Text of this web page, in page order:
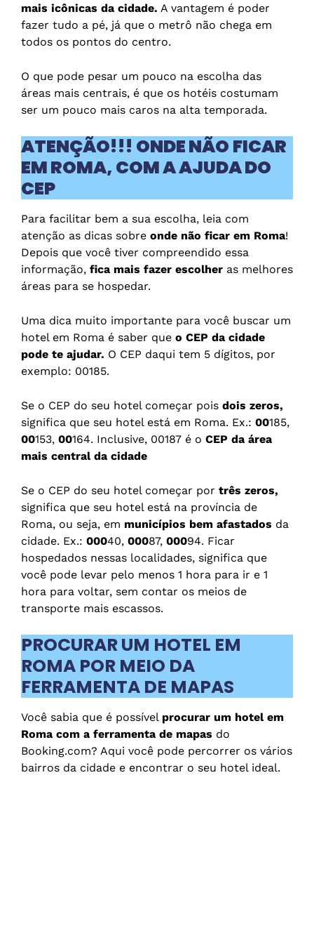
mais icônicas da cidade. A vantagem é poder
fazer tudo a pé, já que o metrô não chega em
todos os pontos do centro.
O que pode pesar um pouco na escolha das
áreas mais centrais, é que os hotéis costumam
ser um pouco mais caros na alta temporada.
ATENÇÃO!!! ONDE NÃO FICAR
EM ROMA, COM A AJUDA DO
CEP
Para facilitar bem a sua escolha, leia com
atenção as dicas sobre onde não ficar em Roma!
Depois que você tiver compreendido essa
informação, fica mais fazer escolher as melhores
áreas para se hospedar.
Uma dica muito importante para você buscar um
hotel em Roma é saber que o CEP da cidade
pode te ajudar. O CEP daqui tem 5 dígitos, por
exemplo: 00185.
Se o CEP do seu hotel começar pois dois zeros,
significa que seu hotel está em Roma. Ex.: 00185,
00153, 00164. Inclusive, 00187 é o CEP da área
mais central da cidade
Se o CEP do seu hotel começar por três zeros,
significa que seu hotel está na província de
Roma, ou seja, em municípios bem afastados da
cidade. Ex.: 00040, 00087, 00094. Ficar
hospedados nessas localidades, significa que
você pode levar pelo menos 1 hora para ir e 1
hora para voltar, sem contar os meios de
transporte mais escassos.
PROCURAR UM HOTEL EM
ROMA POR MEIO DA
FERRAMENTA DE MAPAS
Você sabia que é possível procurar um hotel em
Roma com a ferramenta de mapas do
Booking.com? Aqui você pode percorrer os vários
bairros da cidade e encontrar o seu hotel ideal.